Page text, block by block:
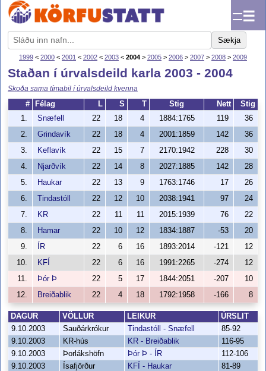
☰
Sækja
1999 < 2000 < 2001 < 2002 < 2003 < 2004 > 2005 > 2006 > 2007 > 2008 > 2009
Staðan í úrvalsdeild karla 2003 - 2004
Skoða sama tímabil í úrvalsdeild kvenna
#
Félag L S T Stig Nett
Stig
1.
Snæfell 22 18 4 1884:1765 119
36
2.
Grindavík 22 18 4 2001:1859 142
36
3.
Keflavík 22 15 7 2170:1942 228
30
4.
Njarðvík 22 14 8 2027:1885 142
28
5.
Haukar 22 13 9 1763:1746 17
26
6.
Tindastóll 22 12 10 2038:1941 97
24
7.
KR 22 11 11 2015:1939 76
22
8.
Hamar 22 10 12 1834:1887 -53
20
9.
ÍR 22 6 16 1893:2014 -121
12
10.
KFÍ 22 6 16 1991:2265 -274
12
11.
Þór Þ 22 5 17 1844:2051 -207
10
12.
Breiðablik 22 4 18 1792:1958 -166 8
DAGUR VÖLLUR LEIKUR
ÚRSLIT
9.10.2003
Sauðárkrókur Tindastóll - Snæfell
85-92
9.10.2003
KR-hús KR - Breiðablik
116-95
9.10.2003
Þorlákshöfn Þór Þ - ÍR
112-106
9.10.2003
Ísafjörður KFÍ - Haukar
81-89